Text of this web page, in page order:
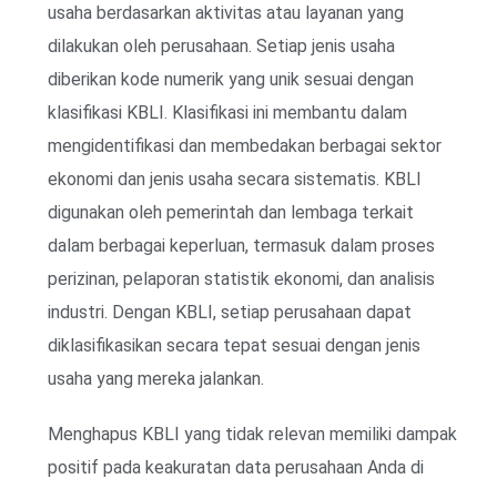
usaha berdasarkan aktivitas atau layanan yang
dilakukan oleh perusahaan. Setiap jenis usaha
diberikan kode numerik yang unik sesuai dengan
klasifikasi KBLI. Klasifikasi ini membantu dalam
mengidentifikasi dan membedakan berbagai sektor
ekonomi dan jenis usaha secara sistematis. KBLI
digunakan oleh pemerintah dan lembaga terkait
dalam berbagai keperluan, termasuk dalam proses
perizinan, pelaporan statistik ekonomi, dan analisis
industri. Dengan KBLI, setiap perusahaan dapat
diklasifikasikan secara tepat sesuai dengan jenis
usaha yang mereka jalankan.
Menghapus KBLI yang tidak relevan memiliki dampak
positif pada keakuratan data perusahaan Anda di